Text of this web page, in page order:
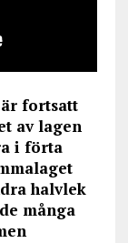
fortsatt
av lagen
i förta
halvlek
många